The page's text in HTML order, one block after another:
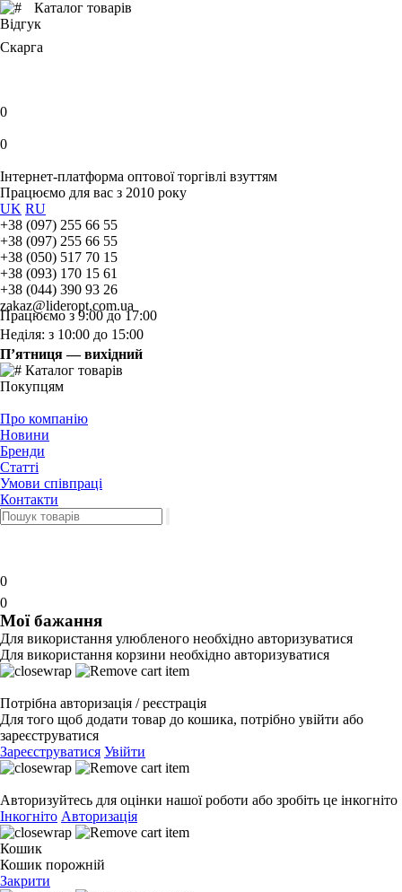
Каталог товарів
Відгук
Скарга
0
0
Інтернет-платформа оптової торгівлі взуттям
Працюємо для вас з 2010 року
UK RU
+38 (097) 255 66 55
+38 (097) 255 66 55
+38 (050) 517 70 15
+38 (093) 170 15 61
+38 (044) 390 93 26
zakaz@lideropt.com.ua
Працюємо з 9:00 до 17:00
Неділя: з 10:00 до 15:00
П’ятниця — вихідний
Каталог товарів
Покупцям
Про компанію
Новини
Бренди
Статті
Умови співпраці
Контакти
0
0
Мої бажання
Для використання улюбленого необхідно авторизуватися
Для використання корзини необхідно авторизуватися
Потрібна авторизація / реєстрація
Для того щоб додати товар до кошика, потрібно увійти або
зареєструватися
Зареєструватися Увійти
Авторизуйтесь для оцінки нашої роботи або зробіть це інкогніто
Інкогніто Авторизація
Кошик
Кошик порожній
Закрити